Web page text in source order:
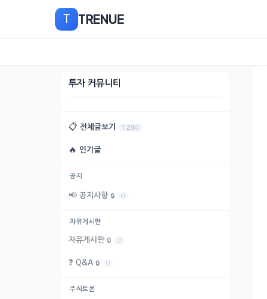
으
이
T TRENUE
투자 커뮤니티
📋 전체글보기 1284
🔥 인기글
공지
📢 공지사항 🔒 0
자유게시판
자유게시판 🔒 0
❓ Q&A 🔒 0
주식토론